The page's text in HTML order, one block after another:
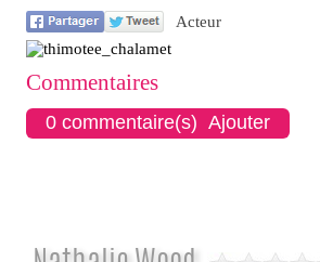
Acteur
Commentaires
0 commentaire(s) Ajouter